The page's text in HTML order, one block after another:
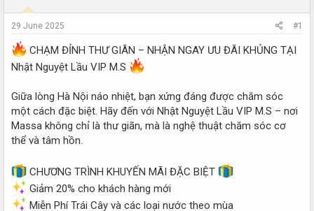
a
r
t
e
29 June 2025 #1
CHẠM ĐỈNH THƯ GIÃN – NHẬN NGAY ƯU ĐÃI KHỦNG TẠI
Nhật Nguyệt Lầu VIP M.S
Giữa lòng Hà Nội náo nhiệt, bạn xứng đáng được chăm sóc
một cách đặc biệt. Hãy đến với Nhật Nguyệt Lầu VIP M.S – nơi
Massa không chỉ là thư giãn, mà là nghệ thuật chăm sóc cơ
thể và tâm hồn.
CHƯƠNG TRÌNH KHUYẾN MÃI ĐẶC BIỆT
Giảm 20% cho khách hàng mới
Miễn Phí Trái Cây và các loại nước theo mùa